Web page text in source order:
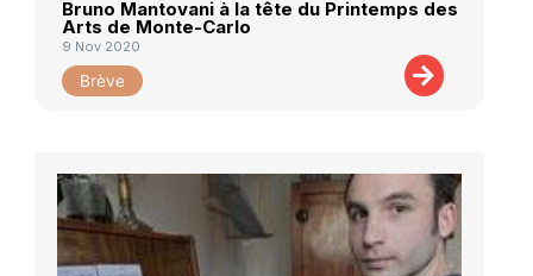
Bruno Mantovani à la tête du Printemps des
Arts de Monte-Carlo
9 Nov 2020
Brève